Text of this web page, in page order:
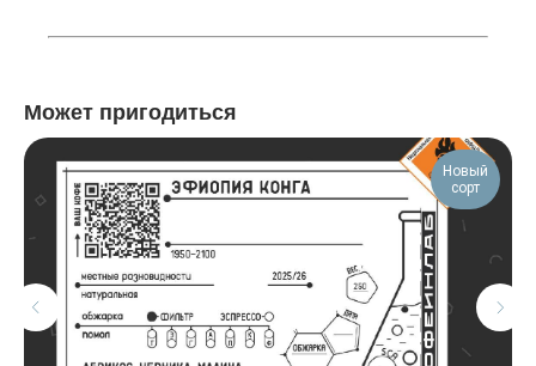
Может пригодиться
Новый
сорт